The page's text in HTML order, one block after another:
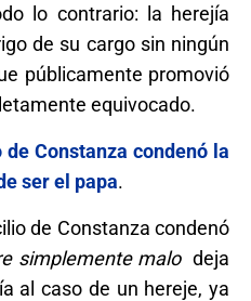
lo contrario: la herejía
de su cargo sin ningún
públicamente promovió
equivocado.
de Constanza condenó la
ser el papa.
de Constanza condenó
simplemente malodeja
al caso de un hereje, ya